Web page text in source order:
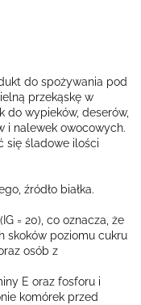
do spożywania pod
przekąskę w
do wypieków, deserów,
i nalewek owocowych.
się śladowe ilości
źródło białka.
= 20), co oznacza, że
skoków poziomu cukru
osób z
E oraz fosforu i
komórek przed